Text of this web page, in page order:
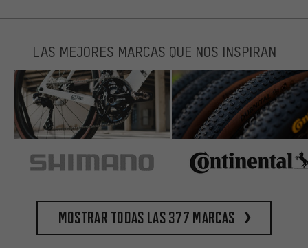
LAS MEJORES MARCAS QUE NOS INSPIRAN
Mostrar todas las 377 marcas